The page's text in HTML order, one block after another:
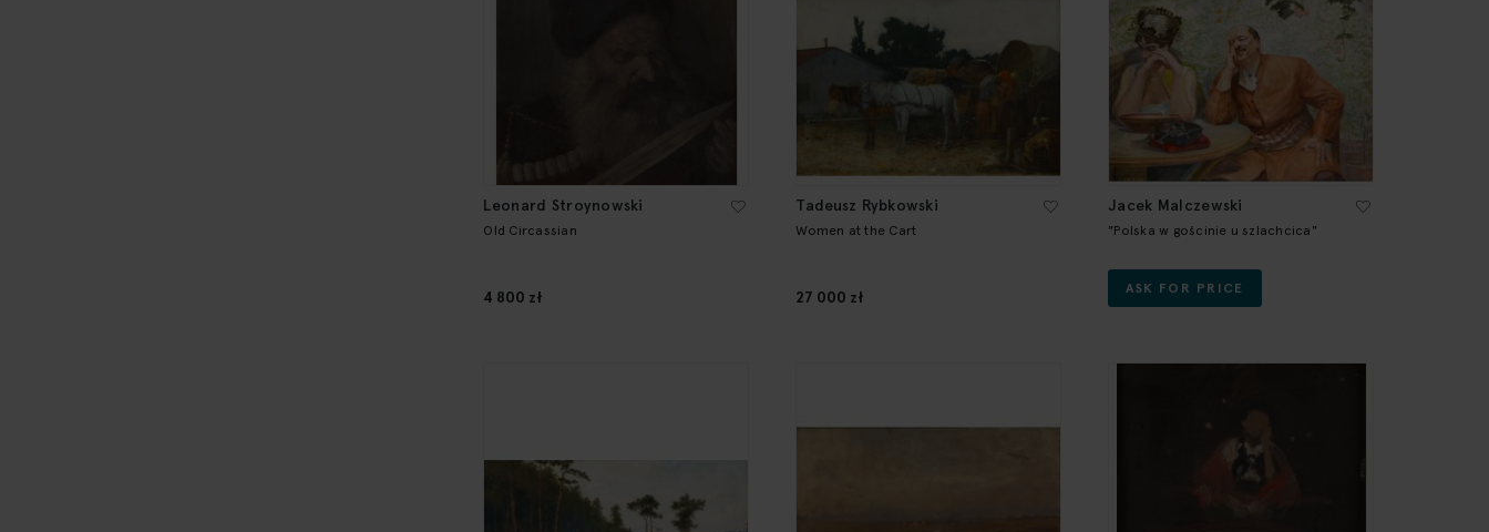
Leonard Stroynowski
Old Circassian
4 800 zł
Tadeusz Rybkowski
Women at the Cart
27 000 zł
Jacek Malczewski
"Polska w gościnie u szlachcica"
ASK FOR PRICE